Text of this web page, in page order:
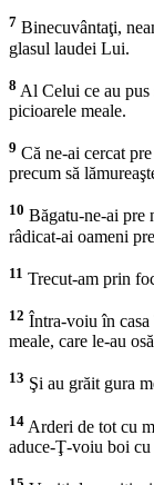
7 Binecuvântaţi,
glasul laudei Lui.
8 Al Celui ce au
picioarele meale.
9 Că ne-ai cercat
precum să
10 Băgatu-ne-ai pre
râdicat-ai oameni
11 Trecut-am prin
12 Întra-voiu în
meale, care le-au
13 Şi au grăit gura
14 Arderi de tot cu
aduce-Ţ-voiu boi cu